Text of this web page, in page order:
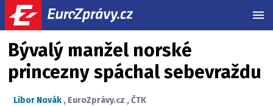
Bývalý manžel norské
princezny spáchal sebevraždu
Libor Novák , EuroZprávy.cz ,ČTK